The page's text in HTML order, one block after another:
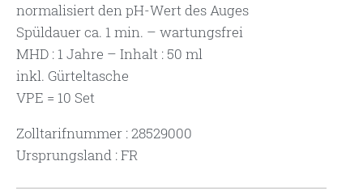
normalisiert den pH-Wert des Auges
Spüldauer ca. 1 min. – wartungsfrei
MHD : 1 Jahre – Inhalt : 50 ml
inkl. Gürteltasche
VPE = 10 Set
Zolltarifnummer : 28529000
Ursprungsland : FR